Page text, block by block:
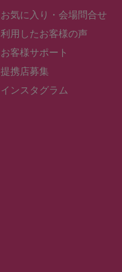
お気に入り・会場問合せ
利用したお客様の声
お客様サポート
提携店募集
インスタグラム